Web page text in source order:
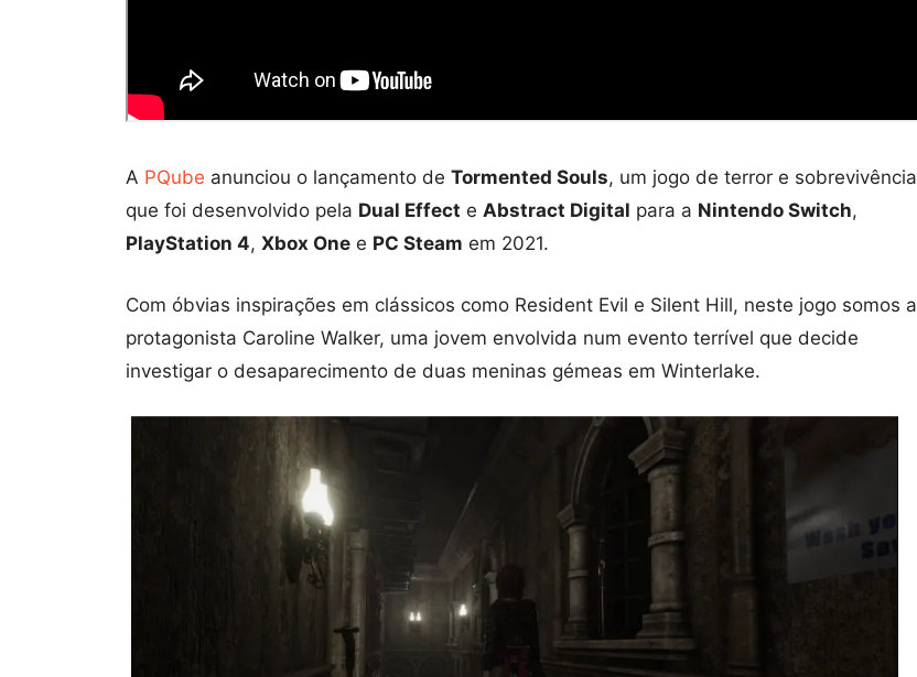
A PQube anunciou o lançamento de Tormented Souls, um jogo de terror e sobrevivência
que foi desenvolvido pela Dual Effect e Abstract Digital para a Nintendo Switch,
PlayStation 4, Xbox One e PC Steam em 2021.
Com óbvias inspirações em clássicos como Resident Evil e Silent Hill, neste jogo somos a
protagonista Caroline Walker, uma jovem envolvida num evento terrível que decide
investigar o desaparecimento de duas meninas gémeas em Winterlake.